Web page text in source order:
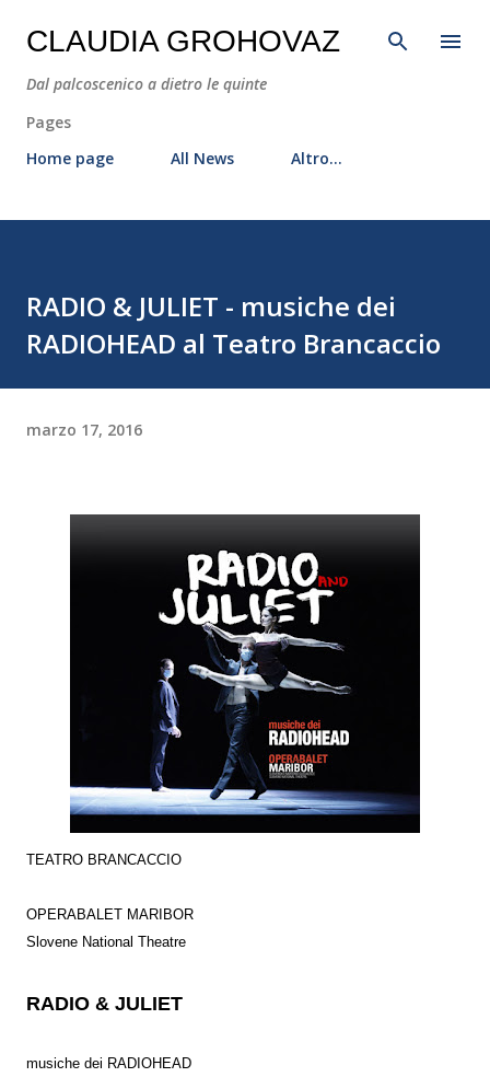
Passa ai contenuti principali
CLAUDIA GROHOVAZ
Dal palcoscenico a dietro le quinte
Pages
Home page
All News Altro…
RADIO & JULIET - musiche dei
RADIOHEAD al Teatro Brancaccio
marzo 17, 2016
TEATRO BRANCACCIO
OPERABALET MARIBOR
Slovene National Theatre
RADIO & JULIET
musiche dei RADIOHEAD